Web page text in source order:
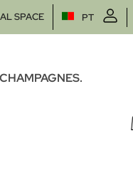
SPACE PT
CHAMPAGNES.